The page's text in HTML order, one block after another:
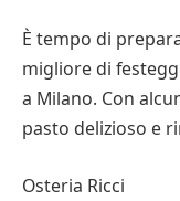
È tempo di
migliore di
a Milano. Con
pasto delizioso e
Osteria Ricci